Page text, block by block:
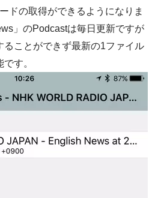
ドの取得ができるようになりま
」のPodcastは毎日更新ですが
ることができず最新の1ファイル
す。